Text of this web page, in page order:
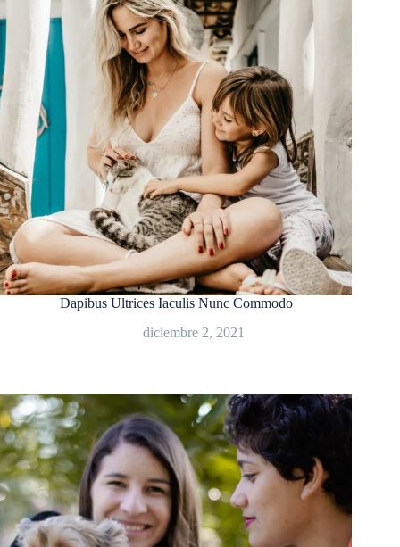
Dapibus Ultrices Iaculis Nunc Commodo
diciembre 2, 2021